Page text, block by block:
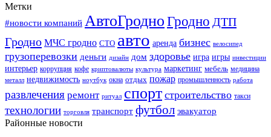
Метки
#новости компаний АвтоГродноГродно ДТП
Гродно МЧС гродно СТО авто аренда бизнес велосипед
грузоперевозки деньги дизайн дом здоровье игра игры инвестиции
интерьер коррупция кофе криптовалюты культура маркетинг мебель медицина
металл недвижимость ноутбук окна отдых пожар промышленность работа
развлечения ремонт ритуал спорт строительство такси
технологии торговля транспорт футбол эвакуатор
Районные новости